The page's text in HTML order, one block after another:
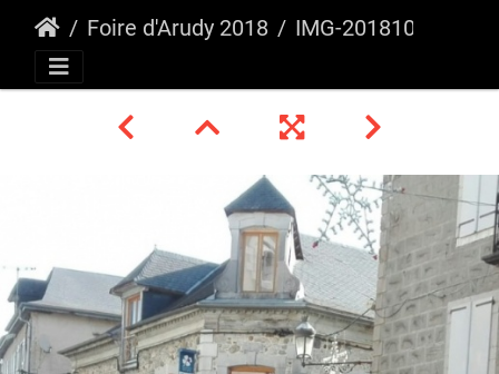
Foire d'Arudy 2018 IMG-20181022-WA0007